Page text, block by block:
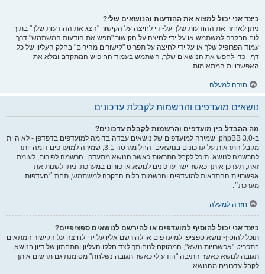
כיצד אני יכול למצוא את ההודעות והנושאים שלי?
ניתן לאחזר את ההודעות שלך על-ידי לחיצה על הקישור "הצג את ההודעות שלך" בתוך
לוח הבקרה למשתמש או על ידי לחיצה על הקישור "חפש את הודעות המשתמש" דרך
עמוד הפרופיל שלך או על ידי לחיצה על תפריט "קישורים מהירים" בחלק העליון של כל
דף. כדי לחפש את הנושאים שלך, השתמש בעמוד החיפוש המתקדם ומלא את
האפשרויות המתאימות.
חזרה למעלה
נושאים מועדפים והרשמות לקבלת עדכונים
מה ההבדל בין מועדפים והרשמות לקבלת עדכונים?
ב-phpBB 3.0, שמירה למועדפים של נושאים עבדה בדומה למועדפים בדפדפן - לא היית
מקבל התראות על עדכונים בנושאים. החל מגרסה 3.1, שמירה למועדפים דומה יותר
להרשמה לנושא. תוכל לקבל התראות כאשר הנושא מתעדכן. הרשמה לפורום, לעומת
זאת, תעדכן אותך כאשר ישר עדכונים לנושא או פורום במערכת. ניתן לשנות את
אפשרויות ההתראות למועדפים והרשמות בלוח הבקרה למשתמש, תחת ״העדפות
מערכת״.
חזרה למעלה
כיצד אני יכול להוסיף למועדפים או להירשם לנושאים ספציפיים?
תוכל להוסיף נושא ספציפי למועדפים או להירשם אליו על ידי לחיצה על הקישור המתאים
בתפריט "אפשרויות נושא", הממוקם לנוחותך לצד חלקו העליון והתחתון של דיון בנושא.
תגובה לנושא כאשר התיבה "הודע לי כאשר תגובה נשלחת" מסומנת גם תרשום אותך
לקבל עדכונים מהנושא.